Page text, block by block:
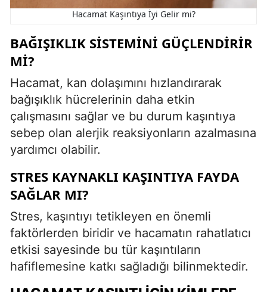
Hacamat Kaşıntıya İyi Gelir mi?
BAĞIŞIKLIK SISTEMINI GÜÇLENDIRIR
MI?
Hacamat, kan dolaşımını hızlandırarak
bağışıklık hücrelerinin daha etkin
çalışmasını sağlar ve bu durum kaşıntıya
sebep olan alerjik reaksiyonların azalmasına
yardımcı olabilir.
STRES KAYNAKLI KAŞINTIYA FAYDA
SAĞLAR MI?
Stres, kaşıntıyı tetikleyen en önemli
faktörlerden biridir ve hacamatın rahatlatıcı
etkisi sayesinde bu tür kaşıntıların
hafiflemesine katkı sağladığı bilinmektedir.